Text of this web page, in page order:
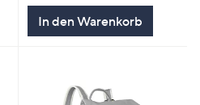
In den Warenkorb